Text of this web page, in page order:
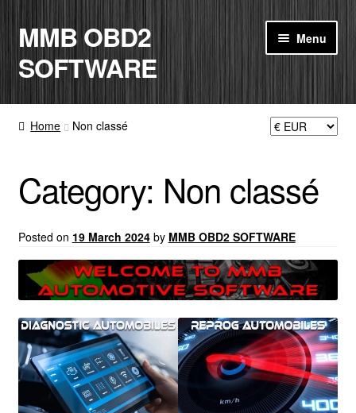
Skip
to
navigation
Skip
to
content
MMB OBD2
SOFTWARE
Menu
ACCUEIL
CODE RADIO
MON COMPTE
PANIER
CONTACT
Mentions Légales
Home Non classé
Category: Non classé
Posted on 19 March 2024 by MMB OBD2 SOFTWARE